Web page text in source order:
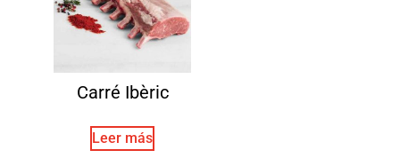
Carré Ibèric
Leer más